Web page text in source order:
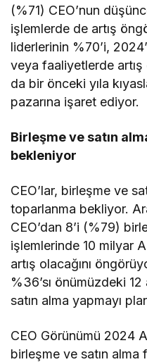
(%71) CEO’nun
işlemlerde de artış
liderlerinin %70’i,
veya faaliyetlerde artış
da bir önceki yıla
pazarına işaret ediyor.
Birleşme ve satın
bekleniyor
CEO’lar, birleşme ve
toparlanma bekliyor.
CEO’dan 8’i (%79)
işlemlerinde 10 milyar
artış olacağını
%36’sı önümüzdeki
satın alma yapmayı
CEO Görünümü 2024
birleşme ve satın alma